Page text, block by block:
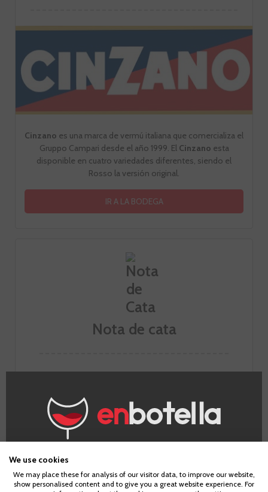
Cinzano es una marca de vermú italiana que comercializa el
Gruppo Campari desde el año 1999. El Cinzano esta
disponible en cuatro variedades diferentes, siendo el
Rosso la versión original.
IR A LA BODEGA
Nota de cata
Vista
Color ambarino con tendencia a rojo.
Nariz
Neutro, extractos aromáticos, alcohol, azúcar y caramelo.
Sabor dulce y amargo a la vez.
¿Eres mayor de edad?
Para acceder a enbotella, debes tener la edad legal de
We use cookies
We may place these for analysis of our visitor data, to improve our website,
show personalised content and to give you a great website experience. For